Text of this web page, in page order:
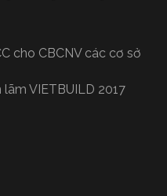
cho CBCNV các cơ sở
lãm VIETBUILD 2017